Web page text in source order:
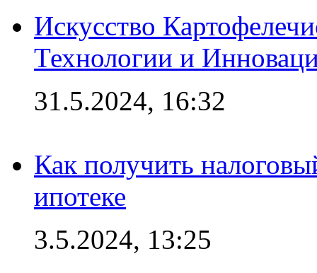
Искусство
Технологии и
31.5.2024, 16:32
Как получить
ипотеке
3.5.2024, 13:25